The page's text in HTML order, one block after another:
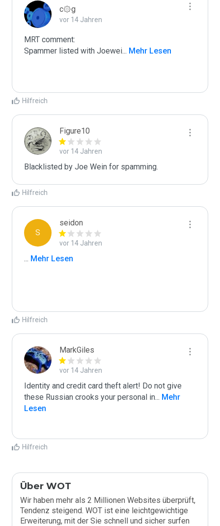
c۞g
vor 14 Jahren
MRT comment:
Spammer listed with Joewei... Mehr Lesen
Hilfreich
Figure10
vor 14 Jahren
Blacklisted by Joe Wein for spamming.
Hilfreich
S
seidon
vor 14 Jahren
... Mehr Lesen
Hilfreich
MarkGiles
vor 14 Jahren
Identity and credit card theft alert! Do not give
these Russian crooks your personal in... Mehr
Lesen
Hilfreich
Über WOT
Wir haben mehr als 2 Millionen Websites überprüft,
Tendenz steigend. WOT ist eine leichtgewichtige
Erweiterung, mit der Sie schnell und sicher surfen